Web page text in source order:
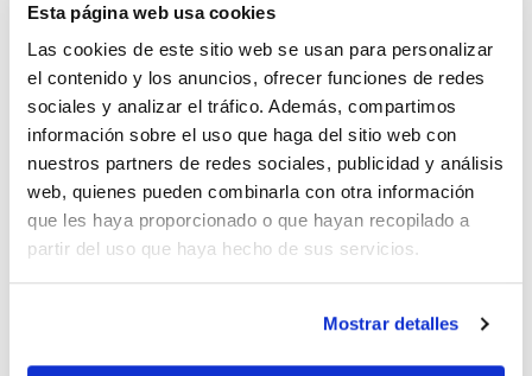
Esta página web usa cookies
Las cookies de este sitio web se usan para personalizar
el contenido y los anuncios, ofrecer funciones de redes
sociales y analizar el tráfico. Además, compartimos
información sobre el uso que haga del sitio web con
nuestros partners de redes sociales, publicidad y análisis
web, quienes pueden combinarla con otra información
que les haya proporcionado o que hayan recopilado a
partir del uso que haya hecho de sus servicios.
Mostrar detalles
(1)
REFERENCIA DESCRIPCIÓN DISPONIBILIDAD
073-000466
Refrigerante
Graham con
esmerilados
macho hembra.
SCHARLAU.
Esmerilados:
M/H-14/23.
Longitud útil
(mm): 200, con
En stock